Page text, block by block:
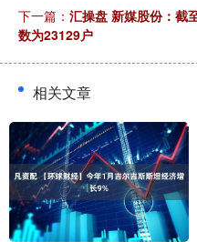
下一篇： 汇操盘 新媒股份：截
数为23129户
相关文章